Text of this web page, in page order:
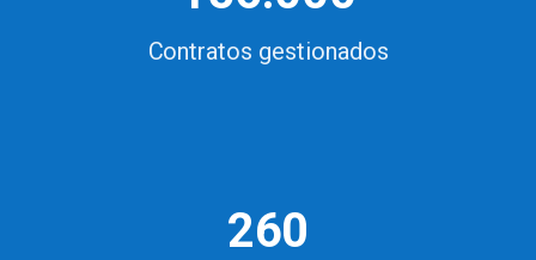
Contratos gestionados
260